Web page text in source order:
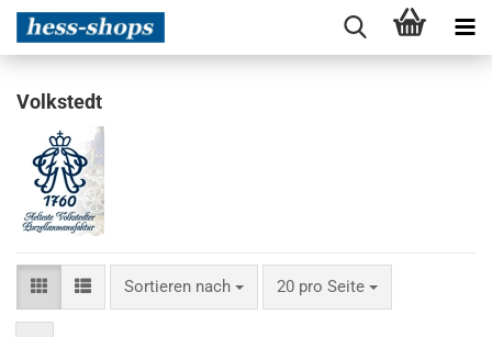
Volkstedt
Sortieren nach
Sortieren nach 20 pro Seite
pro Seite